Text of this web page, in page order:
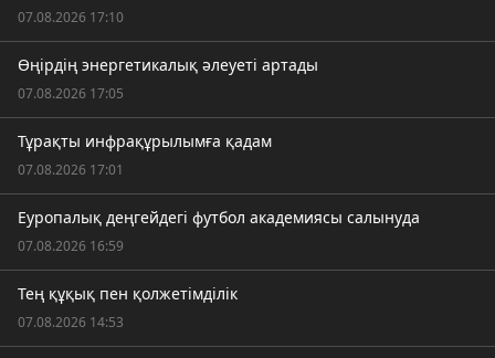
07.08.2026 17:10
Өңірдің энергетикалық әлеуеті артады
07.08.2026 17:05
Тұрақты инфрақұрылымға қадам
07.08.2026 17:01
Еуропалық деңгейдегі футбол академиясы салынуда
07.08.2026 16:59
Тең құқық пен қолжетімділік
07.08.2026 14:53